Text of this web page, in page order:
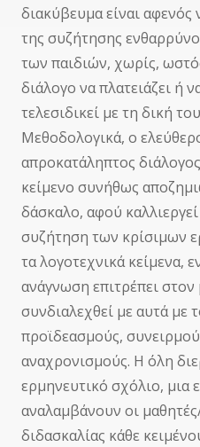
διακύβευμα είναι
της συζήτησης
των παιδιών, χωρίς,
διάλογο να πλατειάζει ή
τελεσιδικεί με τη δική
Μεθοδολογικά, ο
απροκατάληπτος
κείμενο συνήθως
δάσκαλο, αφού
συζήτηση των κρίσιμων
τα λογοτεχνικά κείμενα,
ανάγνωση επιτρέπει
συνδιαλεχθεί με αυτά με
προϊδεασμούς,
αναχρονισμούς. Η όλη
ερμηνευτικό σχόλιο, μια
αναλαμβάνουν οι
διδασκαλίας κάθε